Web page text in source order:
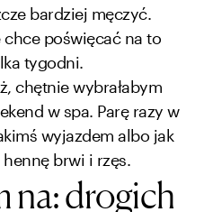
bardziej męczyć.
poświęcać na to
tygodni.
chętnie wybrałabym
w spa. Parę razy w
wyjazdem albo jak
brwi i rzęs.
na: drogich